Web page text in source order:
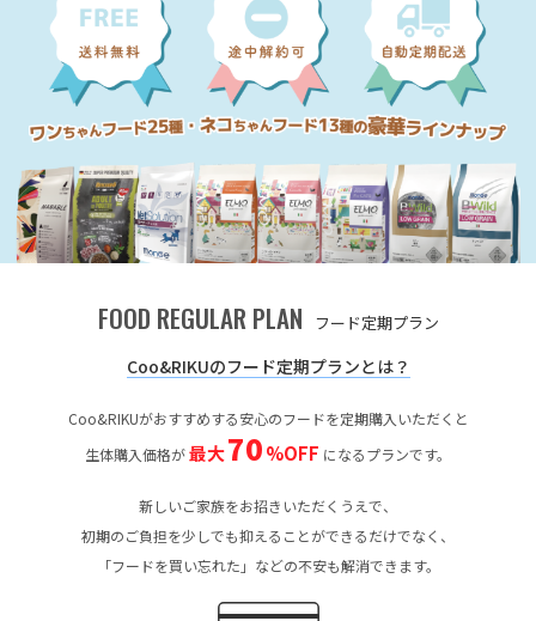
FOOD REGULAR PLAN フード定期プラン
Coo&RIKUのフード定期プランとは？
Coo&RIKUがおすすめする安心のフードを定期購入いただくと
生体購入価格が最大70%OFF になるプランです。
新しいご家族をお招きいただくうえで、
初期のご負担を少しでも抑えることができるだけでなく、
「フードを買い忘れた」などの不安も解消できます。